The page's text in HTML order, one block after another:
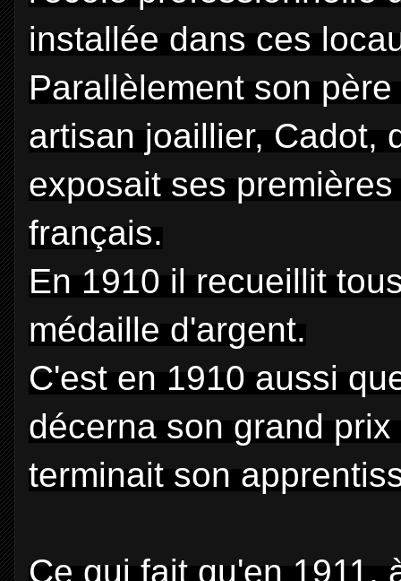
installée dans ces
Parallèlement son
artisan joaillier, Cadot,
exposait ses
français.
En 1910 il recueillit
médaille d'argent.
C'est en 1910 aussi
décerna son grand
terminait son
Ce qui fait qu'en 1911,